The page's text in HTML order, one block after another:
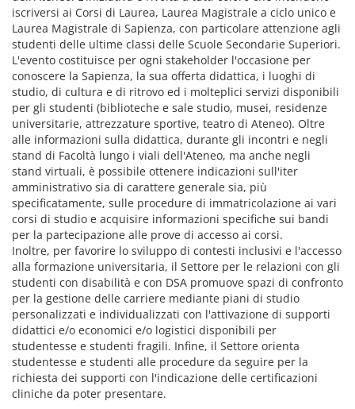
iscriversi ai Corsi di Laurea, Laurea Magistrale a ciclo unico e
Laurea Magistrale di Sapienza, con particolare attenzione agli
studenti delle ultime classi delle Scuole Secondarie Superiori.
L'evento costituisce per ogni stakeholder l'occasione per
conoscere la Sapienza, la sua offerta didattica, i luoghi di
studio, di cultura e di ritrovo ed i molteplici servizi disponibili
per gli studenti (biblioteche e sale studio, musei, residenze
universitarie, attrezzature sportive, teatro di Ateneo). Oltre
alle informazioni sulla didattica, durante gli incontri e negli
stand di Facoltà lungo i viali dell'Ateneo, ma anche negli
stand virtuali, è possibile ottenere indicazioni sull'iter
amministrativo sia di carattere generale sia, più
specificatamente, sulle procedure di immatricolazione ai vari
corsi di studio e acquisire informazioni specifiche sui bandi
per la partecipazione alle prove di accesso ai corsi.
Inoltre, per favorire lo sviluppo di contesti inclusivi e l'accesso
alla formazione universitaria, il Settore per le relazioni con gli
studenti con disabilità e con DSA promuove spazi di confronto
per la gestione delle carriere mediante piani di studio
personalizzati e individualizzati con l'attivazione di supporti
didattici e/o economici e/o logistici disponibili per
studentesse e studenti fragili. Infine, il Settore orienta
studentesse e studenti alle procedure da seguire per la
richiesta dei supporti con l'indicazione delle certificazioni
cliniche da poter presentare.